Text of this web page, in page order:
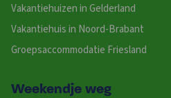
Vakantiehuizen in Gelderland
Vakantiehuis in Noord-Brabant
Groepsaccommodatie Friesland
Weekendje weg